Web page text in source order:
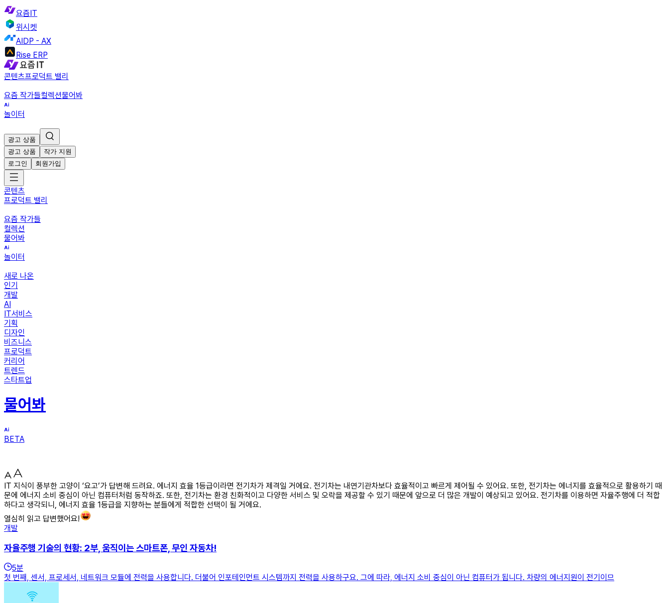
요즘IT
위시켓
AIDP - AX
Rise ERP
콘텐츠프로덕트 밸리
요즘 작가들컬렉션물어봐
놀이터
광고 상품
광고 상품
작가 지원
로그인
회원가입
콘텐츠
프로덕트 밸리
요즘 작가들
컬렉션
물어봐
놀이터
새로 나온
인기
개발
AI
IT서비스
기획
디자인
비즈니스
프로덕트
커리어
트렌드
스타트업
물어봐
BETA
IT 지식이 풍부한 고양이 ‘요고’가 답변해 드려요. 에너지 효율 1등급이라면 전기차가 제격일 거에요. 전기차는 내연기관차보다 효율적이고 빠르게 제어될 수 있어요. 또한, 전기차는 에너지를 효율적으로 활용하기 때
문에 에너지 소비 중심이 아닌 컴퓨터처럼 동작하죠. 또한, 전기차는 환경 친화적이고 다양한 서비스 및 오락을 제공할 수 있기 때문에 앞으로 더 많은 개발이 예상되고 있어요. 전기차를 이용하면 자율주행에 더 적합
하다고 생각되니, 에너지 효율 1등급을 지향하는 분들에게 적합한 선택이 될 거에요.
열심히 읽고 답변했어요!
개발
자율주행 기술의 현황: 2부, 움직이는 스마트폰, 무인 자동차!
5분
첫 번째, 센서, 프로세서, 네트워크 모듈에 전력을 사용합니다. 더불어 인포테인먼트 시스템까지 전력을 사용하구요. 그에 따라, 에너지 소비 중심이 아닌 컴퓨터가 됩니다. 차량의 에너지원이 전기이므